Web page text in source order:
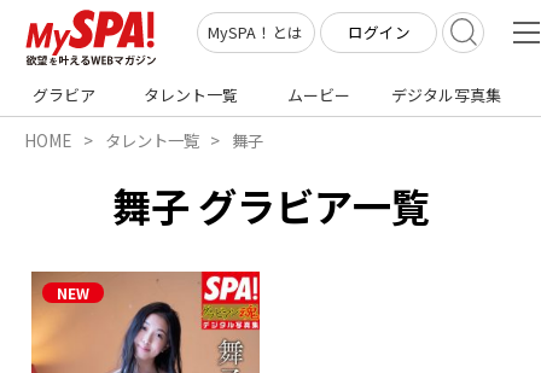
MySPA！とは ログイン
グラビア タレント一覧 ムービー デジタル写真集
HOME タレント一覧 舞子
舞子 グラビア一覧